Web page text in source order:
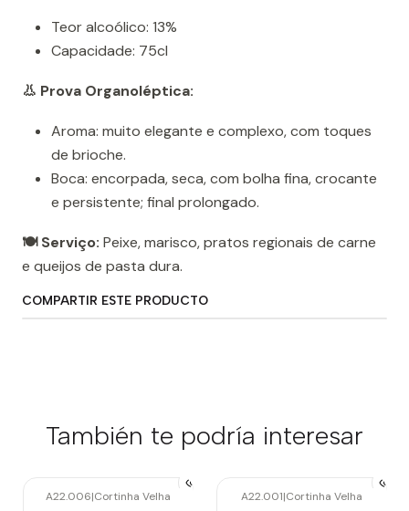
Teor alcoólico: 13%
Capacidade: 75cl
👃 Prova Organoléptica:
Aroma: muito elegante e complexo, com toques
de brioche.
Boca: encorpada, seca, com bolha fina, crocante
e persistente; final prolongado.
🍽️ Serviço: Peixe, marisco, pratos regionais de carne
e queijos de pasta dura.
COMPARTIR ESTE PRODUCTO
También te podría interesar
A22.006|Cortinha Velha A22.001|Cortinha Velha